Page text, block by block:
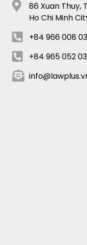
86 Xuan Thuy,
Ho Chi Minh
+84 966 008
+84 965 052